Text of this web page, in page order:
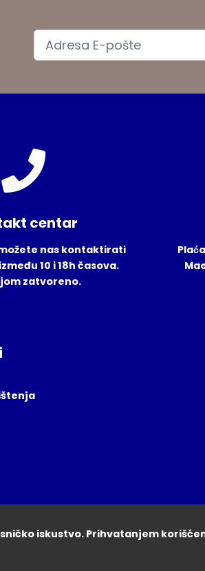
centar
nas kontaktirati
10 i 18h časova.
zatvoreno.
iskustvo. Prihvatanjem